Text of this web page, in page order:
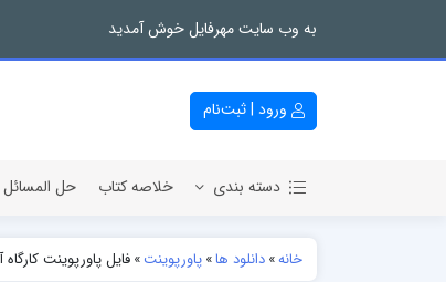
به وب سایت مهرفایل خوش آمدید
ورود | ثبت‌نام
دسته بندی خلاصه کتاب حل المسائل
خانه»دانلود ها»پاورپوینت»فایل پاورپوینت